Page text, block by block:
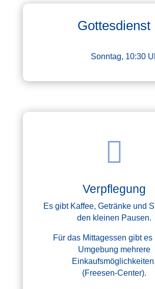
Gottesdienst
Sonntag, 10:30

Verpflegung
Es gibt Kaffee, Getränke und
den kleinen Pausen.
Für das Mittagessen gibt es
Umgebung mehrere
Einkaufsmöglichkeiten.
(Freesen-Center).